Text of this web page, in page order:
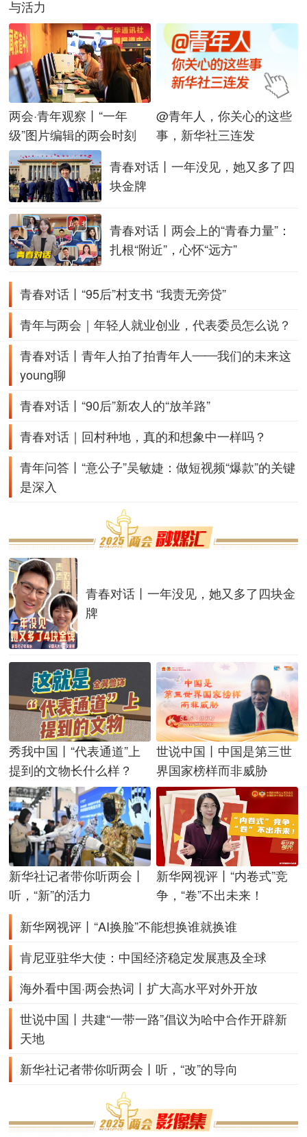
与活力
两会·青年观察丨“一年
级”图片编辑的两会时刻
@青年人，你关心的这些
事，新华社三连发
青春对话丨一年没见，她又多了四
块金牌
青春对话丨两会上的“青春力量”：
扎根“附近”，心怀“远方”
青春对话丨“95后”村支书 “我责无旁贷”
青年与两会｜年轻人就业创业，代表委员怎么说？
青春对话丨青年人拍了拍青年人——我们的未来这
young聊
青春对话丨“90后”新农人的“放羊路”
青春对话｜回村种地，真的和想象中一样吗？
青年问答丨“意公子”吴敏婕：做短视频“爆款”的关键
是深入
青春对话丨一年没见，她又多了四块金
牌
秀我中国丨“代表通道”上
提到的文物长什么样？
世说中国丨中国是第三世
界国家榜样而非威胁
新华社记者带你听两会丨
听，“新”的活力
新华网视评丨“内卷式”竞
争，“卷”不出未来！
新华网视评丨“AI换脸”不能想换谁就换谁
肯尼亚驻华大使：中国经济稳定发展惠及全球
海外看中国·两会热词丨扩大高水平对外开放
世说中国丨共建“一带一路”倡议为哈中合作开辟新
天地
新华社记者带你听两会丨听，“改”的导向